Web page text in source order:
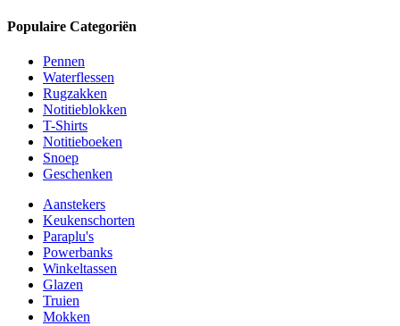
Populaire Categoriën
Pennen
Waterflessen
Rugzakken
Notitieblokken
T-Shirts
Notitieboeken
Snoep
Geschenken
Aanstekers
Keukenschorten
Paraplu's
Powerbanks
Winkeltassen
Glazen
Truien
Mokken